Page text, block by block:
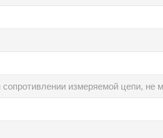
измеряемой цепи, не